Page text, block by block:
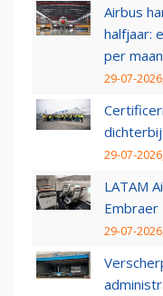
Airbus
halfjaar:
per
29-07-
29-07-
LATAM
Embraer
29-07-